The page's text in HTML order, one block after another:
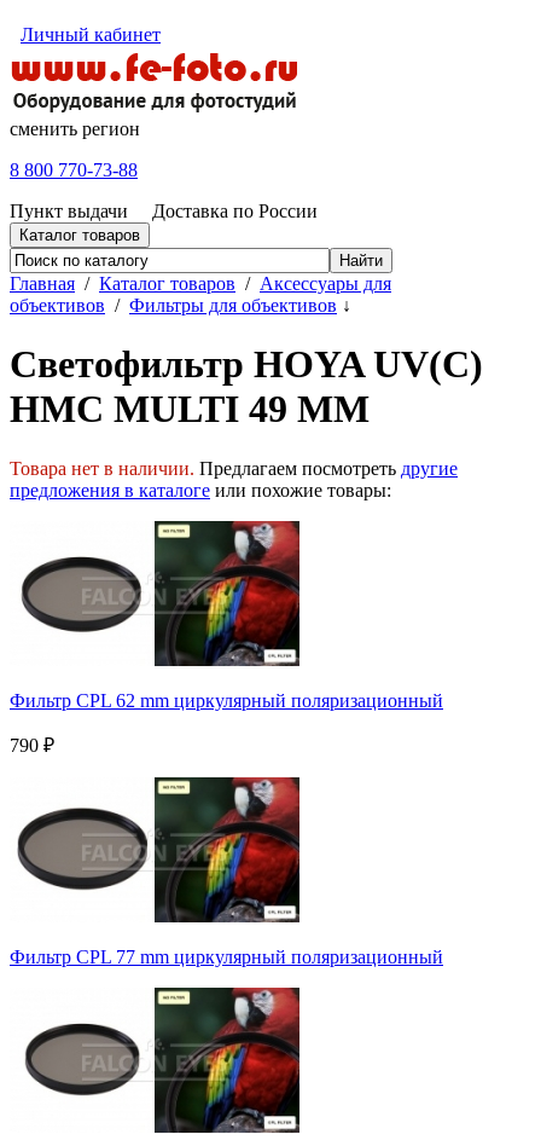
Личный кабинет
сменить регион
8 800 770-73-88
Пункт выдачи
Доставка по России
Каталог товаров
Главная / Каталог товаров / Аксессуары для
объективов / Фильтры для объективов ↓
Светофильтр HOYA UV(C)
HMC MULTI 49 MM
Товара нет в наличии. Предлагаем посмотреть другие
предложения в каталоге или похожие товары:
Фильтр CPL 62 mm циркулярный поляризационный
790 ₽
Фильтр CPL 77 mm циркулярный поляризационный